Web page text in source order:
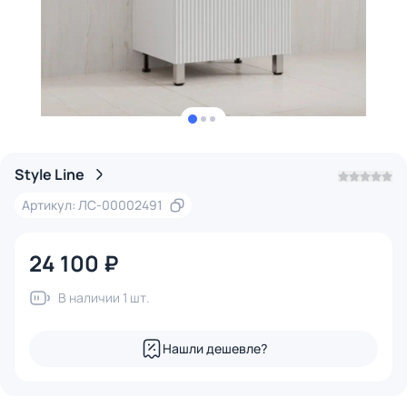
Style Line
Артикул: ЛС-00002491
24 100 ₽
В наличии 1 шт.
Нашли дешевле?